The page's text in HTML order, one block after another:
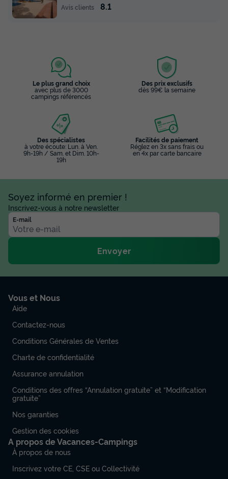
Avis clients
8.1
Le plus grand choix
avec plus de 3000
campings référencés
Des prix exclusifs
dès 99€ la semaine
Des spécialistes
à votre écoute: Lun. à Ven.
9h-19h / Sam. et Dim. 10h-
19h
Facilités de paiement
Réglez en 3x sans frais ou
en 4x par carte bancaire
Soyez informé en premier !
Inscrivez-vous à notre newsletter
E-mail
Envoyer
Vous et Nous
Aide
Contactez-nous
Conditions Générales de Ventes
Charte de confidentialité
Assurance annulation
Conditions des offres “Annulation gratuite” et “Modification
gratuite”
Nos garanties
Gestion des cookies
A propos de Vacances-Campings
À propos de nous
Inscrivez votre CE, CSE ou Collectivité